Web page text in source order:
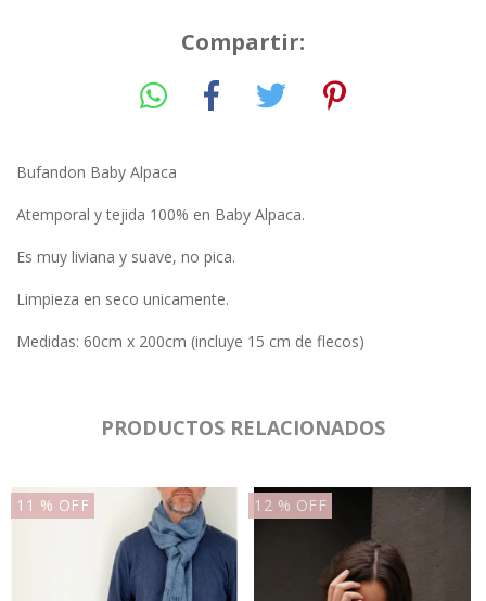
Compartir:
Bufandon Baby Alpaca
Atemporal y tejida 100% en Baby Alpaca.
Es muy liviana y suave, no pica.
Limpieza en seco unicamente.
Medidas: 60cm x 200cm (incluye 15 cm de flecos)
PRODUCTOS RELACIONADOS
11 % OFF 12 % OFF